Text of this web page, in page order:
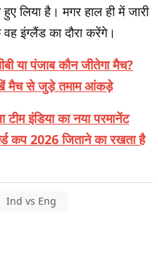
लिया है। मगर हाल ही में जारी
इंग्लैंड का दौरा करेंगे।
या पंजाब कौन जीतेगा मैच?
मैच से जुड़े तमाम आंकड़े
टीम इंडिया का नया परमानेंट
कप 2026 जिताने का रखता है
Ind vs Eng